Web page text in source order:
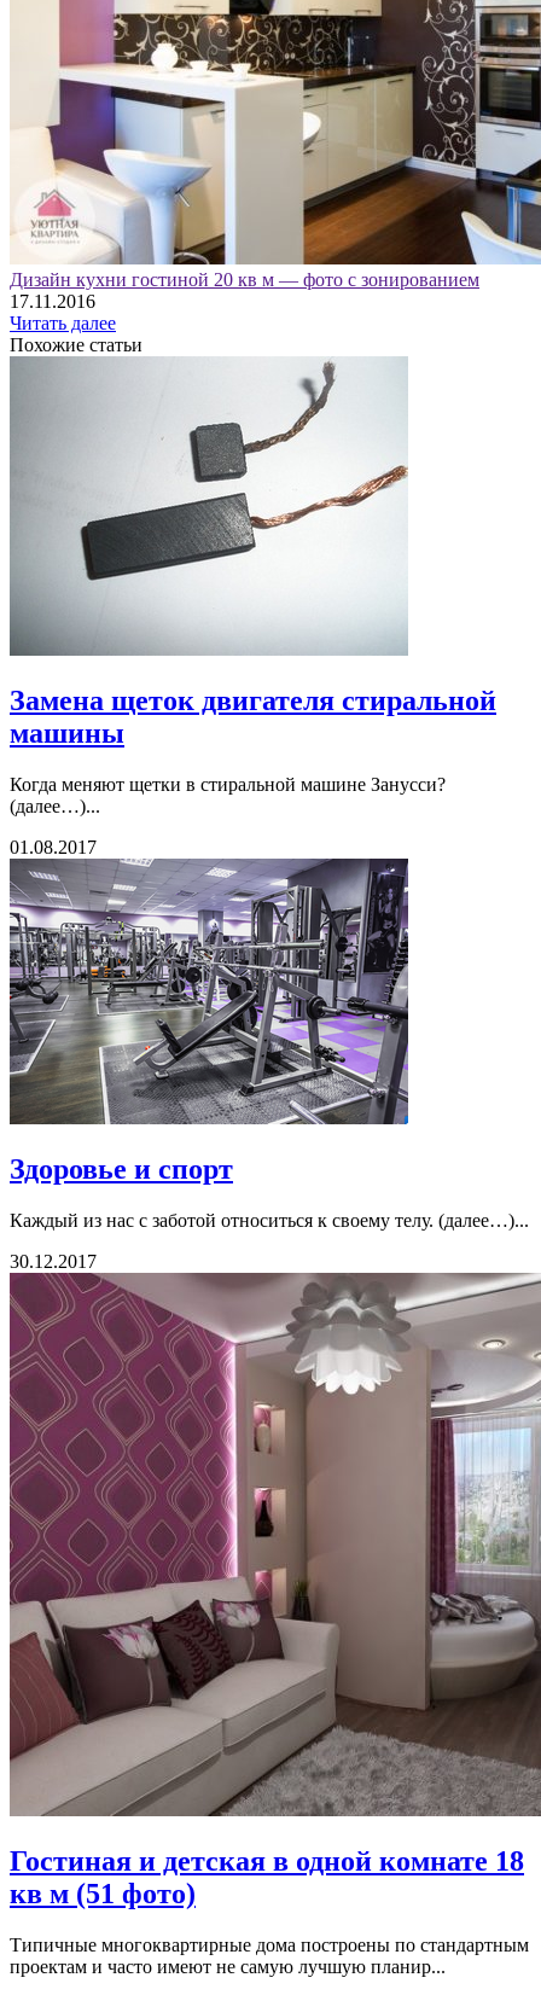
Дизайн кухни гостиной 20 кв м — фото с зонированием
17.11.2016
Читать далее
Похожие статьи
Замена щеток двигателя стиральной
машины
Когда меняют щетки в стиральной машине Занусси?
(далее…)...
01.08.2017
Здоровье и спорт
Каждый из нас с заботой относиться к своему телу. (далее…)...
30.12.2017
Гостиная и детская в одной комнате 18
кв м (51 фото)
Типичные многоквартирные дома построены по стандартным
проектам и часто имеют не самую лучшую планир...